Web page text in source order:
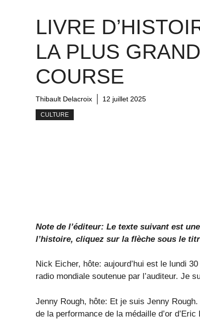
LIVRE
LA PLUS
COURSE
Thibault Delacroix 12 juillet 2025
CULTURE
Note de l’éditeur: Le texte suivant est
l’histoire, cliquez sur la flèche sous le
Nick Eicher, hôte: aujourd’hui est le lundi
radio mondiale soutenue par l’auditeur. Je
Jenny Rough, hôte: Et je suis Jenny
de la performance de la médaille d’or